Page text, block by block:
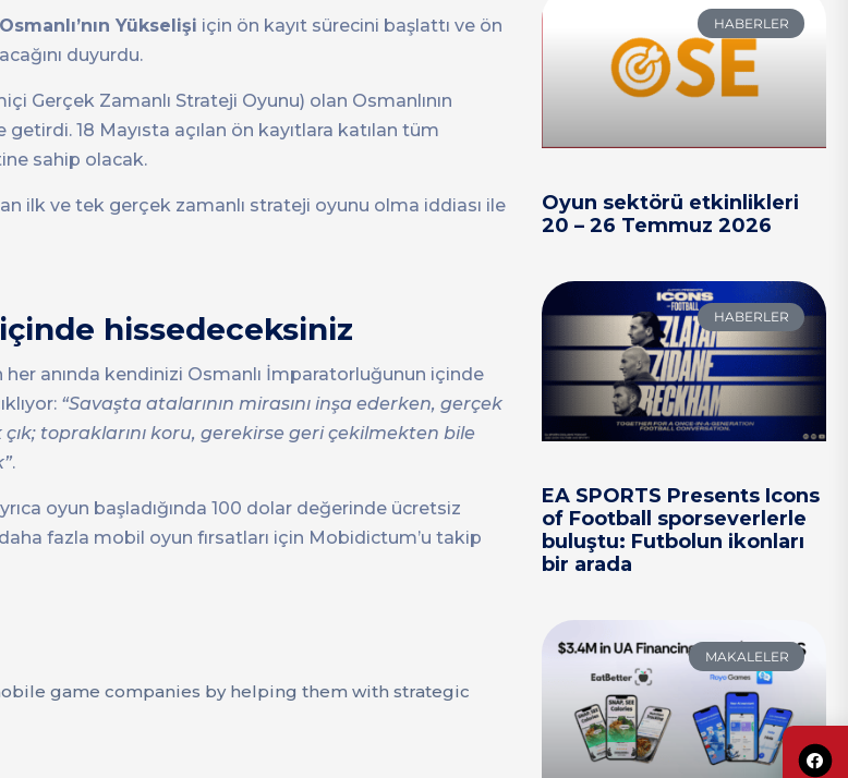
Osmanlı’nın Yükselişi için ön kayıt sürecini başlattı ve ön
duyurdu.
Gerçek Zamanlı Strateji Oyunu) olan Osmanlının
18 Mayısta açılan ön kayıtlara katılan tüm
sahip olacak.
ilk ve tek gerçek zamanlı strateji oyunu olma iddiası ile
hissedeceksiniz
her anında kendinizi Osmanlı İmparatorluğunun içinde
“Savaşta atalarının mirasını inşa ederken, gerçek
topraklarını koru, gerekirse geri çekilmekten bile
.
oyun başladığında 100 dolar değerinde ücretsiz
fazla mobil oyun fırsatları için Mobidictum’u takip
game companies by helping them with strategic
HABERLER
Oyun sektörü etkinlikleri
20 – 26 Temmuz 2026
HABERLER
EA SPORTS Presents Icons
of Football sporseverlerle
buluştu: Futbolun ikonları
bir arada
MAKALELER